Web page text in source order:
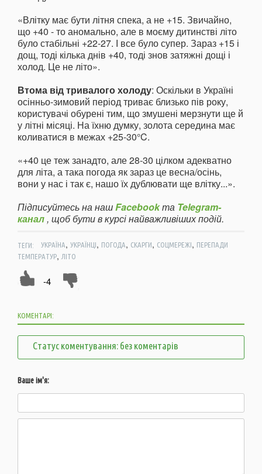
«Влітку має бути літня спека, а не +15. Звичайно,
що +40 - то аномально, але в моєму дитинстві літо
було стабільні +22-27. І все було супер. Зараз +15 і
дощ, тоді кілька днів +40, тоді знов затяжні дощі і
холод. Це не літо».
Втома від тривалого холоду: Оскільки в Україні
осінньо-зимовий період триває близько пів року,
користувачі обурені тим, що змушені мерзнути ще й
у літні місяці. На їхню думку, золота середина має
коливатися в межах +25-30°C.
«+40 це теж занадто, але 28-30 цілком адекватно
для літа, а така погода як зараз це весна/осінь,
вони у нас і так є, нашо їх дублювати ще влітку...».
Підписуйтесь на нашFacebookта Telegram-
канал, щоб бути в курсі найважливіших подій.
ТЕГИ: УКРАЇНА, УКРАЇНЦІ, ПОГОДА, СКАРГИ, СОЦМЕРЕЖІ, ПЕРЕПАДИ
ТЕМПЕРАТУР, ЛІТО
-4
КОМЕНТАРІ:
Статус коментування: без коментарів
Ваше ім'я: